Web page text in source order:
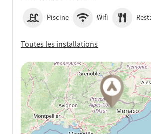
Piscine Wifi
Toutes les installations